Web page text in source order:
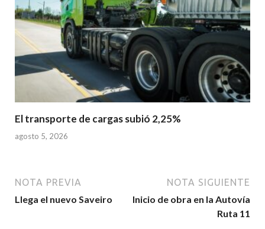
El transporte de cargas subió 2,25%
agosto 5, 2026
NOTA PREVIA
Llega el nuevo Saveiro
NOTA SIGUIENTE
Inicio de obra en la Autovía
Ruta 11